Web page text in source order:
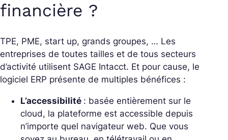
financière ?
TPE, PME, start up, grands groupes, … Les
entreprises de toutes tailles et de tous secteurs
d’activité utilisent SAGE Intacct. Et pour cause, le
logiciel ERP présente de multiples bénéfices :
L’accessibilité : basée entièrement sur le
cloud, la plateforme est accessible depuis
n’importe quel navigateur web. Que vous